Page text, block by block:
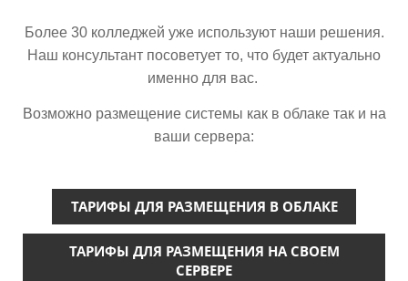
Более 30 колледжей уже используют наши решения.
Наш консультант посоветует то, что будет актуально
именно для вас.
Возможно размещение системы как в облаке так и на
ваши сервера:
ТАРИФЫ ДЛЯ РАЗМЕЩЕНИЯ В ОБЛАКЕ
ТАРИФЫ ДЛЯ РАЗМЕЩЕНИЯ НА СВОЕМ
СЕРВЕРЕ